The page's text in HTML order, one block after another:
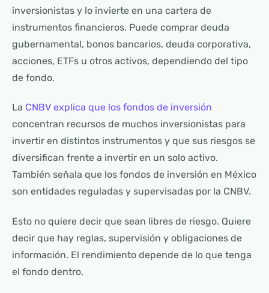
inversionistas y lo invierte en una cartera de
instrumentos financieros. Puede comprar deuda
gubernamental, bonos bancarios, deuda corporativa,
acciones, ETFs u otros activos, dependiendo del tipo
de fondo.
La CNBV explica que los fondos de inversión
concentran recursos de muchos inversionistas para
invertir en distintos instrumentos y que sus riesgos se
diversifican frente a invertir en un solo activo.
También señala que los fondos de inversión en México
son entidades reguladas y supervisadas por la CNBV.
Esto no quiere decir que sean libres de riesgo. Quiere
decir que hay reglas, supervisión y obligaciones de
información. El rendimiento depende de lo que tenga
el fondo dentro.